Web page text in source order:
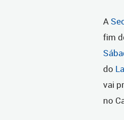
A
fim
do
vai
no